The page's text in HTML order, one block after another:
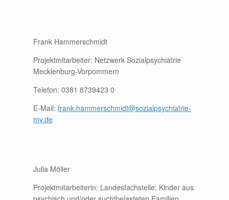
Frank Hammerschmidt
Projektmitarbeiter: Netzwerk Sozialpsychiatrie
Mecklenburg-Vorpommern
Telefon: 0381 8739423 0
E-Mail:frank.hammerschmidt@sozialpsychiatrie-
mv.de
Julia Möller
Projektmitarbeiterin: Landesfachstelle: Kinder aus